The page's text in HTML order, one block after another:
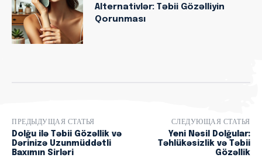
Alternativlər: Təbii Gözəlliyin
Qorunması
ПРЕДЫДУЩАЯ СТАТЬЯ
Dolğu ilə Təbii Gözəllik və
Dərinizə Uzunmüddətli
Baxımın Sirləri
СЛЕДУЮЩАЯ СТАТЬЯ
Yeni Nəsil Dolğular:
Təhlükəsizlik və Təbii
Gözəllik